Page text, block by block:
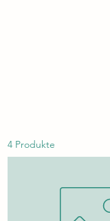
4 Produkte